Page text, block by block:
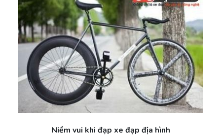
Niềm vui khi đạp xe đạp địa hình